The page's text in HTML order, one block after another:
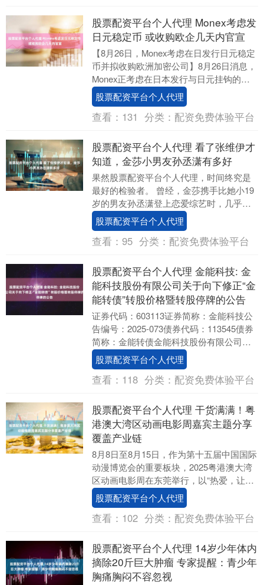
股票配资平台个人代理 Monex考虑发
日元稳定币 或收购欧企几天内官宣
【8月26日，Monex考虑在日发行日元稳定
币并拟收购欧洲加密公司】8月26日消息，
Monex正考虑在日本发行与日元挂钩的稳
定币。其董事长Matsumoto透露....
股票配资平台个人代理
查看： 131 分类： 配资免费体验平台
股票配资平台个人代理 看了张维伊才
知道，金莎小男友孙丞潇有多好
果然股票配资平台个人代理，时间终究是
最好的检验者。 曾经，金莎携手比她小19
岁的男友孙丞潇登上恋爱综艺时，几乎无
人看好。舆论一边倒地唱衰：金莎被冠
上“傻白甜”的....
股票配资平台个人代理
查看： 95 分类： 配资免费体验平台
股票配资平台个人代理 金能科技: 金
能科技股份有限公司关于向下修正“金
能转债”转股价格暨转股停牌的公告
证券代码：603113证券简称：金能科技公
告编号：2025-073债券代码：113545债券
简称：金能转债金能科技股份有限公司关
于向下修正“金能转债”转股价格暨....
股票配资平台个人代理
查看： 118 分类： 配资免费体验平台
股票配资平台个人代理 干货满满！粤
港澳大湾区动画电影周嘉宾主题分享
覆盖产业链
8月8日至8月15日，作为第十五届中国国际
动漫博览会的重要板块，2025粤港澳大湾
区动画电影周在东莞举行，以“热爱，让想
象冲出银幕！”为主题股票配资平台个人代
理....
股票配资平台个人代理
查看： 102 分类： 配资免费体验平台
股票配资平台个人代理 14岁少年体内
摘除20斤巨大肿瘤 专家提醒：青少年
胸痛胸闷不容忽视